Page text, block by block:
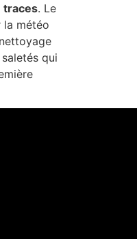
traces. Le
la météo
qui